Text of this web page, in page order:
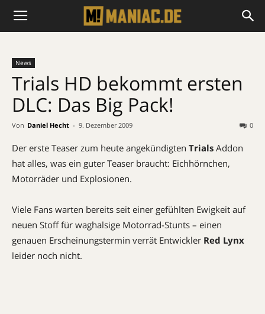
News
Trials HD bekommt ersten
DLC: Das Big Pack!
Von Daniel Hecht - 9. Dezember 2009 0
Der erste Teaser zum heute angekündigten Trials Addon
hat alles, was ein guter Teaser braucht: Eichhörnchen,
Motorräder und Explosionen.
Viele Fans warten bereits seit einer gefühlten Ewigkeit auf
neuen Stoff für waghalsige Motorrad-Stunts – einen
genauen Erscheinungstermin verrät Entwickler Red Lynx
leider noch nicht.